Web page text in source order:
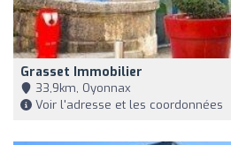
Grasset Immobilier
33,9km, Oyonnax
Voir l'adresse et les coordonnées